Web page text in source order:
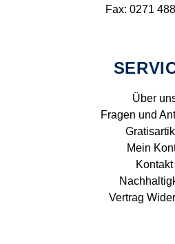
Fax: 0271
Über
Fragen und
Mein
Kontakt
Vertrag